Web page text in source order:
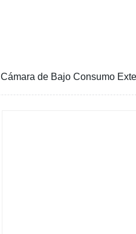
Cámara de Bajo Consumo